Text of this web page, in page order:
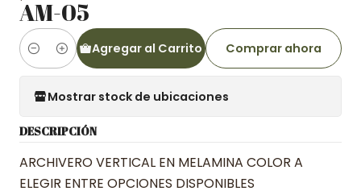
AM-05
Cantidad
Agregar al Carrito Comprar ahora
Mostrar stock de ubicaciones
DESCRIPCIÓN
ARCHIVERO VERTICAL EN MELAMINA COLOR A
ELEGIR ENTRE OPCIONES DISPONIBLES